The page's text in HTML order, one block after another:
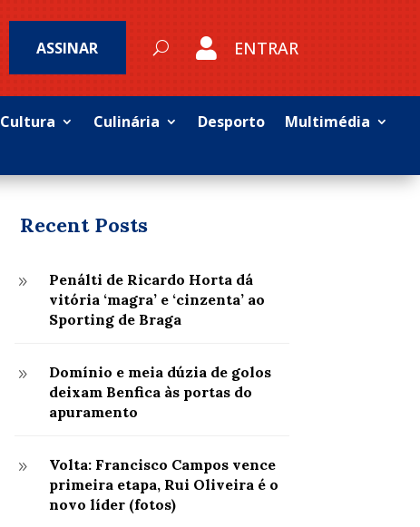
ASSINAR  ENTRAR
Cultura Culinária Desporto
Multimédia
Recent Posts
9
Penálti de Ricardo Horta dá
vitória ‘magra’ e ‘cinzenta’ ao
Sporting de Braga
9
Domínio e meia dúzia de golos
deixam Benfica às portas do
apuramento
9
Volta: Francisco Campos vence
primeira etapa, Rui Oliveira é o
novo líder (fotos)